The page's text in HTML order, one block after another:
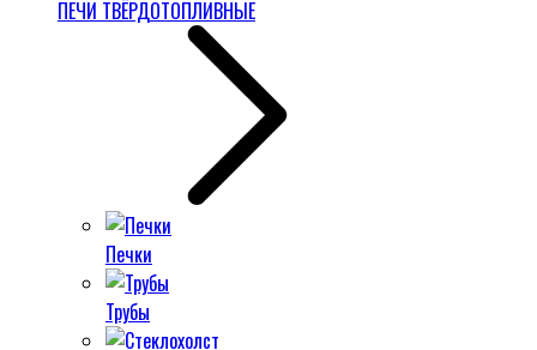
ПЕЧИ ТВЁРДОТОПЛИВНЫЕ
Печки
Трубы